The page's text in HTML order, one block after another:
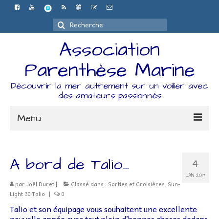
Rechercher
:
Association
Parenthèse Marine
Découvrir la mer autrement sur un voilier avec
des amateurs passionnés
Menu
L’association
Espace Adhérents
Organisation
4
JAN 2017
A bord de Talio…
par Joël Duret | Classé dans : Sorties et Croisières, Sun-
Light 30 Talio | 0
Talio et son équipage vous souhaitent une excellente